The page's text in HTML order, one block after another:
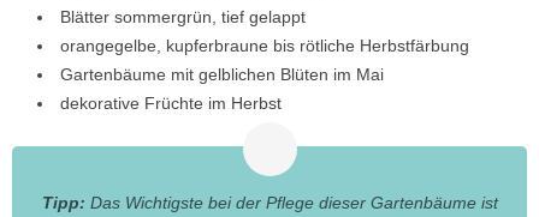
Blätter sommergrün, tief gelappt
orangegelbe, kupferbraune bis rötliche Herbstfärbung
Gartenbäume mit gelblichen Blüten im Mai
dekorative Früchte im Herbst
Tipp: Das Wichtigste bei der Pflege dieser Gartenbäume ist